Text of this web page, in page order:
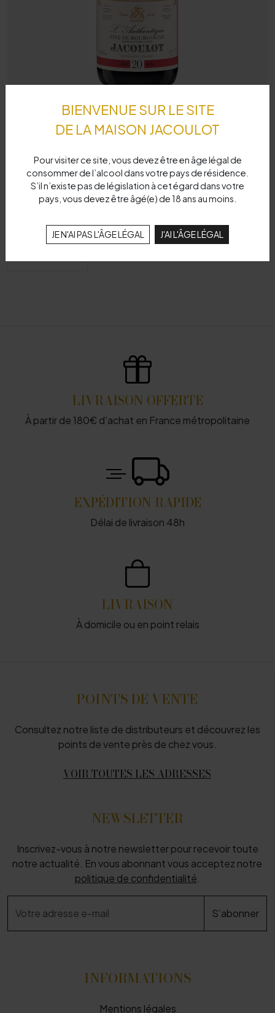
LIVRAISON OFFERTE
À partir de 180€ d'achat en France métropolitaine
EXPÉDITION RAPIDE
Délai de livraison 48h
LIVRAISON
À domicile ou en point relais
POINTS DE VENTE
Consultez notre liste de distributeurs et découvrez les
points de vente près de chez vous.
VOIR TOUTES LES ADRESSES
NEWSLETTER
Inscrivez-vous à notre newsletter pour recevoir toute
notre actualité. En vous abonnant vous acceptez notre
politique de confidentialité
INFORMATIONS
Mentions légales
BIENVENUE SUR LE SITE
DE LA MAISON JACOULOT
Pour visiter ce site, vous devez être en âge légal de
consommer de l’alcool dans votre pays de résidence.
S’il n’existe pas de législation à cet égard dans votre
pays, vous devez être âgé(e) de 18 ans au moins.
JE N'AI PAS L'ÂGE LÉGAL J'AI L'ÂGE LÉGAL